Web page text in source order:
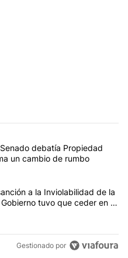
más comentarios en los
"Encuesta, mientras el
debatía Propiedad
un cambio de rumbo
"El Senado dio media
a la Inviolabilidad de la
tuvo que ceder en la
Gestionado por